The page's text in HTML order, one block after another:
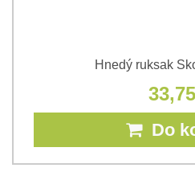
Hnedý ruksak
Do